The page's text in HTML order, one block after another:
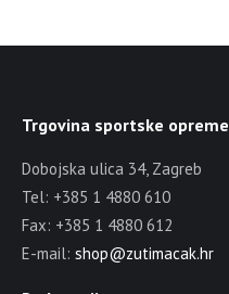
Trgovina sportske opreme
Dobojska ulica 34, Zagreb
Tel: +385 1 4880 610
Fax: +385 1 4880 612
E-mail: shop@zutimacak.hr